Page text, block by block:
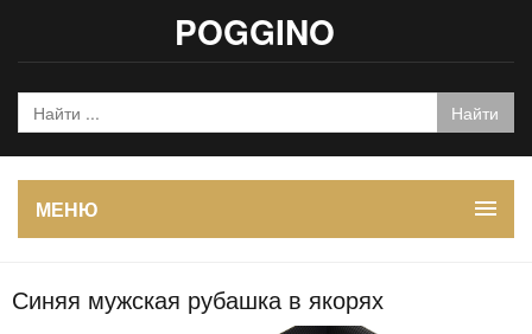
POGGINO
МЕНЮ
Синяя мужская рубашка в якорях